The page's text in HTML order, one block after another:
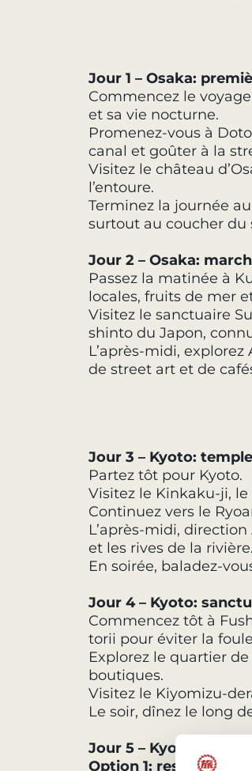
Jour 1 – Osaka:
Commencez le
et sa vie nocturne.
Promenez-vous à
canal et goûter à la
Visitez le château
l’entoure.
Terminez la journée
surtout au coucher du
Jour 2 – Osaka:
Passez la matinée à
locales, fruits de mer
Visitez le sanctuaire
shinto du Japon,
L’après-midi,
de street art et de
Jour 3 – Kyoto:
Partez tôt pour Kyoto.
Visitez le Kinkaku-ji,
Continuez vers le
L’après-midi,
et les rives de la rivière.
En soirée, baladez-
Jour 4 – Kyoto:
Commencez tôt à
torii pour éviter la
Explorez le quartier
boutiques.
Visitez le Kiyomizu-
Le soir, dînez le long
Jour 5 – Kyoto ou
Option 1: rester à Kyoto